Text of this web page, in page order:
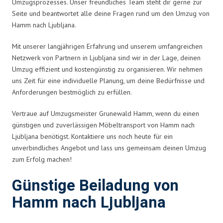
Umzugsprozesses. Unser freundliches Team steht dir gerne zur
Seite und beantwortet alle deine Fragen rund um den Umzug von
Hamm nach Ljubljana.
Mit unserer langjährigen Erfahrung und unserem umfangreichen
Netzwerk von Partnern in Ljubljana sind wir in der Lage, deinen
Umzug effizient und kostengünstig zu organisieren. Wir nehmen
uns Zeit für eine individuelle Planung, um deine Bedürfnisse und
Anforderungen bestmöglich zu erfüllen.
Vertraue auf Umzugsmeister Grunewald Hamm, wenn du einen
günstigen und zuverlässigen Möbeltransport von Hamm nach
Ljubljana benötigst. Kontaktiere uns noch heute für ein
unverbindliches Angebot und lass uns gemeinsam deinen Umzug
zum Erfolg machen!
Günstige Beiladung von
Hamm nach Ljubljana